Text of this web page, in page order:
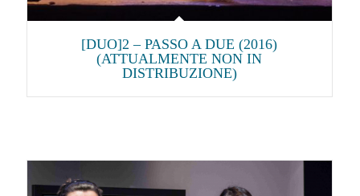
[DUO]2 – PASSO A DUE (2016)
(ATTUALMENTE NON IN
DISTRIBUZIONE)